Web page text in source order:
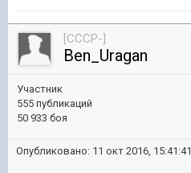
[CCCP-]
Ben_Uragan
Участник
555 публикаций
50 933 боя
Опубликовано: 11 окт 2016, 15:41:41